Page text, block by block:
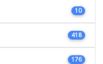
10
418
176